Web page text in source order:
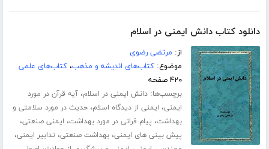
دانلود کتاب دانش ایمنی در اسلام
از: مرتضی رضوی
موضوع:کتاب‌های اندیشه و مذهب،کتاب‌های علمی
۴۲۰ صفحه
برچسب‌ها:دانش ایمنی در اسلام،آیه قرآن در مورد
ایمنی، ایمنی از دیدگاه اسلام،حدیث در مورد سلامتی و
بهداشت، پیام قرانی در مورد بهداشت، ایمنی صنعتی،
پیش بینی های ایمنی،بهداشت صنعتی، تدابیر ایمنی،